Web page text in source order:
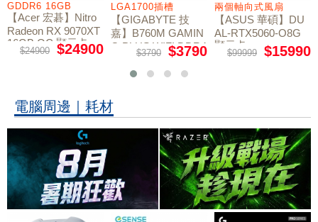
GDDR6 16GB
【Acer 宏碁】Nitro
Radeon RX 9070XT
16GB OC 顯示卡
$24900 $24900
LGA1700插槽
【GIGABYTE 技
嘉】B760M GAMIN
G PLUS WIFI DDR4
主機板$3790 $3790
兩個軸向式風扇
【ASUS 華碩】DU
AL-RTX5060-O8G
顯示卡
$99999 $15990
電腦周邊｜耗材